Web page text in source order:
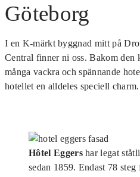
Göteborg
I en K-märkt byggnad mitt på
Central finner ni oss. Bakom den
många vackra och spännande
hotellet en alldeles speciell charm.
Hôtel Eggershar legat
sedan 1859. Endast 78